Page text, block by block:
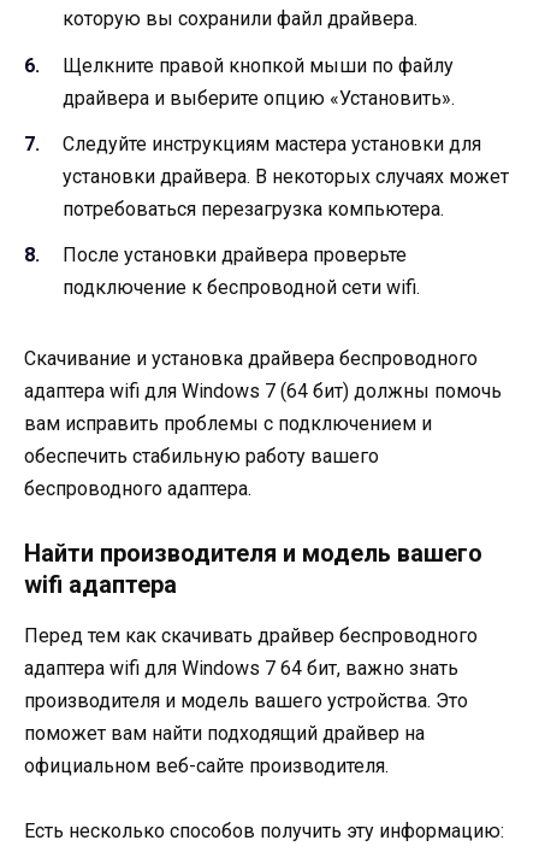
которую вы сохранили файл драйвера.
Щелкните правой кнопкой мыши по файлу
драйвера и выберите опцию «Установить».
Следуйте инструкциям мастера установки для
установки драйвера. В некоторых случаях может
потребоваться перезагрузка компьютера.
После установки драйвера проверьте
подключение к беспроводной сети wifi.
Скачивание и установка драйвера беспроводного
адаптера wifi для Windows 7 (64 бит) должны помочь
вам исправить проблемы с подключением и
обеспечить стабильную работу вашего
беспроводного адаптера.
Найти производителя и модель вашего
wifi адаптера
Перед тем как скачивать драйвер беспроводного
адаптера wifi для Windows 7 64 бит, важно знать
производителя и модель вашего устройства. Это
поможет вам найти подходящий драйвер на
официальном веб-сайте производителя.
Есть несколько способов получить эту информацию: